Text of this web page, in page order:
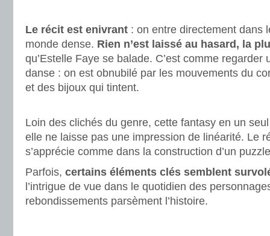
Le récit est enivrant : on entre directement dans
monde dense. Rien n’est laissé au hasard, la
qu’Estelle Faye se balade. C’est comme regarder
danse : on est obnubilé par les mouvements du
et des bijoux qui tintent.
Loin des clichés du genre, cette fantasy en un
elle ne laisse pas une impression de linéarité. Le
s’apprécie comme dans la construction d’un
Parfois, certains éléments clés semblent
l’intrigue de vue dans le quotidien des
rebondissements parsèment l’histoire.